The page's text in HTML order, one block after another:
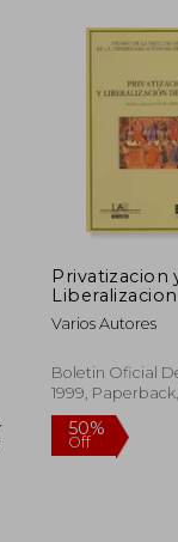
50%
Off
Privatizacion
Servicios (in
Varios Autores
Boletin Oficial
1999, Paperback,